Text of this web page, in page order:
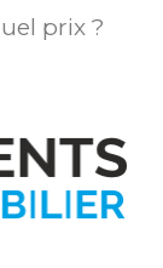
prix ?